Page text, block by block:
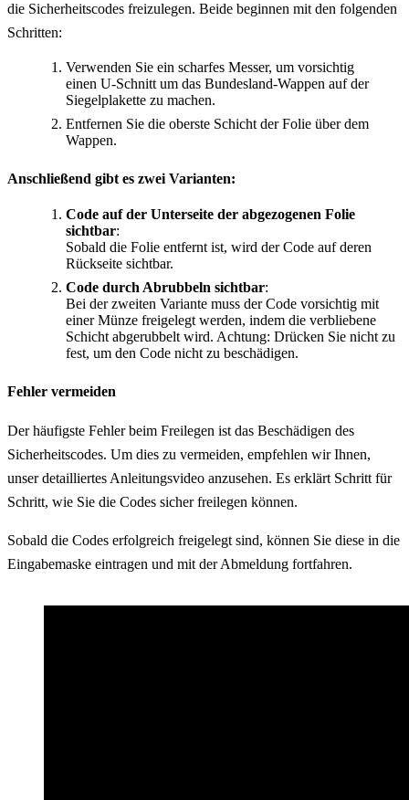
die Sicherheitscodes freizulegen. Beide beginnen mit den folgenden
Schritten:
Verwenden Sie ein scharfes Messer, um vorsichtig
einen U-Schnitt um das Bundesland-Wappen auf der
Siegelplakette zu machen.
Entfernen Sie die oberste Schicht der Folie über dem
Wappen.
Anschließend gibt es zwei Varianten:
Code auf der Unterseite der abgezogenen Folie
sichtbar:
Sobald die Folie entfernt ist, wird der Code auf deren
Rückseite sichtbar.
Code durch Abrubbeln sichtbar:
Bei der zweiten Variante muss der Code vorsichtig mit
einer Münze freigelegt werden, indem die verbliebene
Schicht abgerubbelt wird. Achtung: Drücken Sie nicht zu
fest, um den Code nicht zu beschädigen.
Fehler vermeiden
Der häufigste Fehler beim Freilegen ist das Beschädigen des
Sicherheitscodes. Um dies zu vermeiden, empfehlen wir Ihnen,
unser detailliertes Anleitungsvideo anzusehen. Es erklärt Schritt für
Schritt, wie Sie die Codes sicher freilegen können.
Sobald die Codes erfolgreich freigelegt sind, können Sie diese in die
Eingabemaske eintragen und mit der Abmeldung fortfahren.